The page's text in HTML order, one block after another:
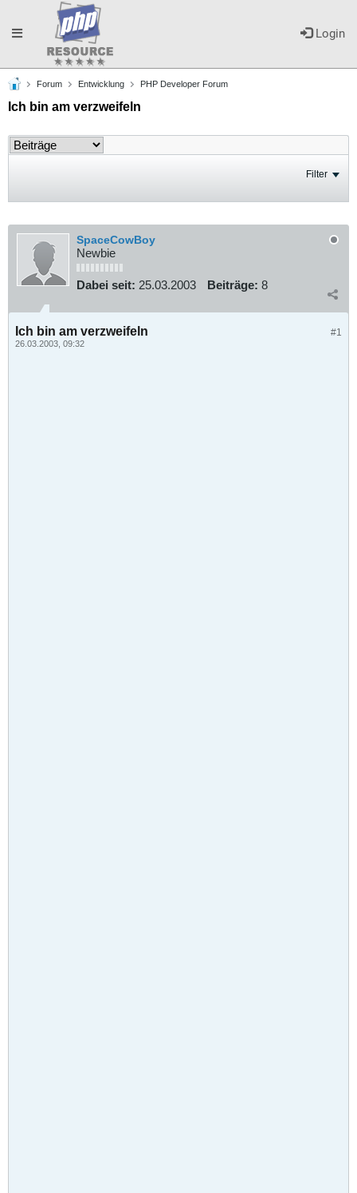
Login
Toggle
navigation
Forum Entwicklung PHP Developer Forum
Ich bin am verzweifeln
Filter
SpaceCowBoy
Newbie
Dabei seit: 25.03.2003 Beiträge: 8
#1
Ich bin am verzweifeln
26.03.2003, 09:32